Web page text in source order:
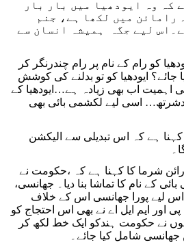
کہ وہ ایودھیا میں بار بار
رامائن میں لکھا ہے، جنم
لیے جگہ ہمیشہ انسان سے
کو رام کے نام پر رام چندرنگر کر
جائے؟ ایودھیا کو تو بدلنے کی کوشش
اہمیت اب بھی زیادہ ہے…ایودھیا کے
دشرتھ… اسی لیے لکشمی بائی بھی
ہے کہ اس تبدیلی سے الیکشن
شرما کا کہنا ہے کہ ،حکومت نے
کے نام کا تماشا بنا دیا۔ جھانسی،
اس لیے پورا جھانسی اس کے خلاف
اور ایم ایل اے نے بھی اس احتجاج کو
نے حکومت ہندکو ایک خط لکھ کر
جھانسی شامل کیا جائے۔